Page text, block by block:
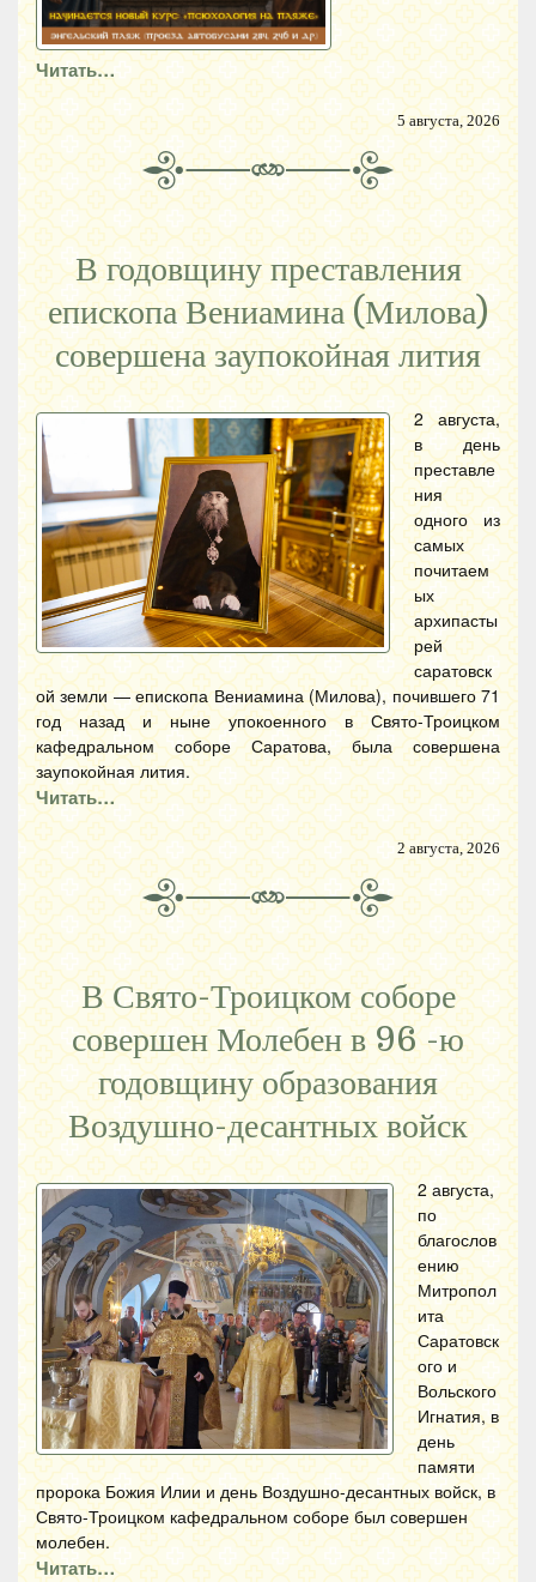
Читать…
5 августа, 2026
В годовщину преставления
епископа Вениамина (Милова)
совершена заупокойная лития
2 августа,
в день
преставле
ния
одного из
самых
почитаем
ых
архипасты
рей
саратовск
ой земли — епископа Вениамина (Милова), почившего 71
год назад и ныне упокоенного в Свято-Троицком
кафедральном соборе Саратова, была совершена
заупокойная лития.
Читать…
2 августа, 2026
В Свято-Троицком соборе
совершен Молебен в 96 -ю
годовщину образования
Воздушно-десантных войск
2 августа,
по
благослов
ению
Митропол
ита
Саратовск
ого и
Вольского
Игнатия, в
день
памяти
пророка Божия Илии и день Воздушно-десантных войск, в
Свято-Троицком кафедральном соборе был совершен
молебен.
Читать…